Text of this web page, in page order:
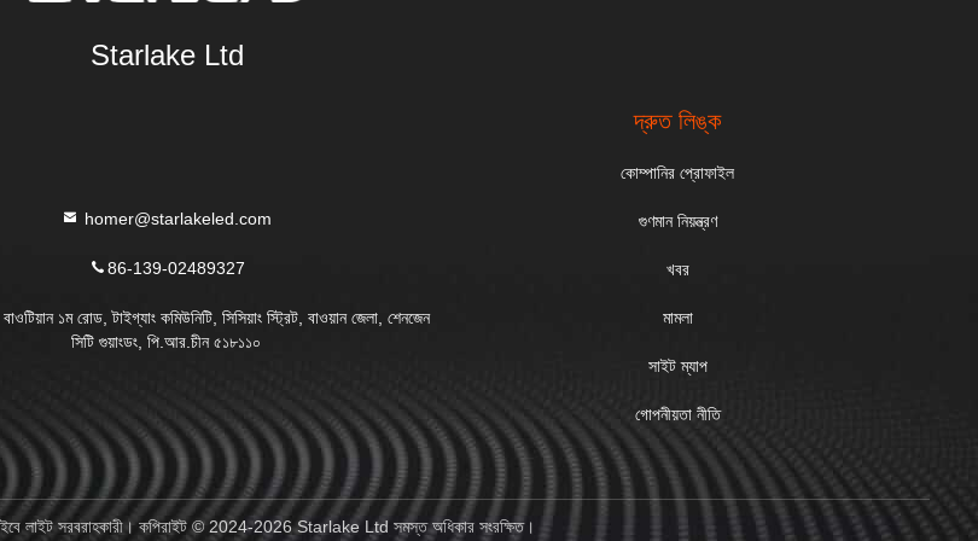
Starlake Ltd
homer@starlakeled.com
86-139-02489327
১ম রোড, টাইগ্যাং কমিউনিটি, সিসিয়াং স্ট্রিট, বাওয়ান জেলা, শেনজেন
সিটি গুয়াংডং, পি.আর.চীন ৫১৮১১০
দ্রুত লিঙ্ক
কোম্পানির প্রোফাইল
গুণমান নিয়ন্ত্রণ
খবর
মামলা
সাইট ম্যাপ
গোপনীয়তা নীতি
লাইট সরবরাহকারী। কপিরাইট © 2024-2026 Starlake Ltd সমস্ত অধিকার সংরক্ষিত।